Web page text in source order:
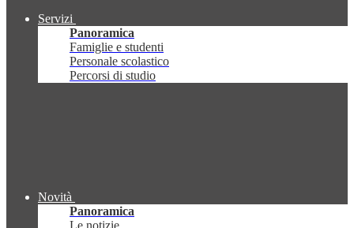
Servizi
Panoramica
Famiglie e studenti
Personale scolastico
Percorsi di studio
Novità
Panoramica